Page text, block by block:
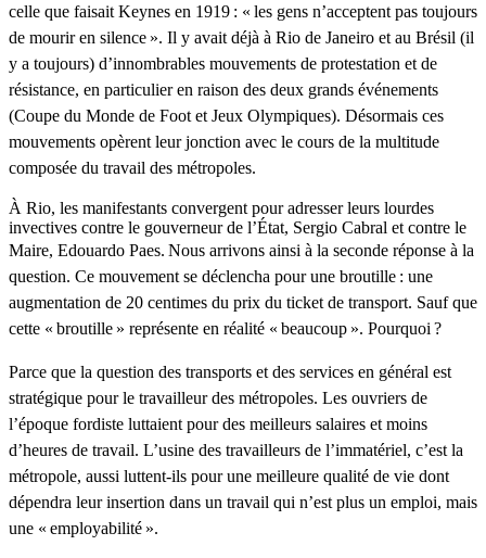
celle que faisait Keynes en 1919 : « les gens n’acceptent pas toujours
de mourir en silence ». Il y avait déjà à Rio de Janeiro et au Brésil (il
y a toujours) d’innombrables mouvements de protestation et de
résistance, en particulier en raison des deux grands événements
(Coupe du Monde de Foot et Jeux Olympiques). Désormais ces
mouvements opèrent leur jonction avec le cours de la multitude
composée du travail des métropoles.
À Rio, les manifestants convergent pour adresser leurs lourdes
invectives contre le gouverneur de l’État, Sergio Cabral et contre le
Maire, Edouardo Paes. Nous arrivons ainsi à la seconde réponse à la
question. Ce mouvement se déclencha pour une broutille : une
augmentation de 20 centimes du prix du ticket de transport. Sauf que
cette « broutille » représente en réalité « beaucoup ». Pourquoi ?
Parce que la question des transports et des services en général est
stratégique pour le travailleur des métropoles. Les ouvriers de
l’époque fordiste luttaient pour des meilleurs salaires et moins
d’heures de travail. L’usine des travailleurs de l’immatériel, c’est la
métropole, aussi luttent-ils pour une meilleure qualité de vie dont
dépendra leur insertion dans un travail qui n’est plus un emploi, mais
une « employabilité ».